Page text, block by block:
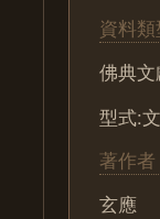
資料類
佛典
型式:
著作者
玄應